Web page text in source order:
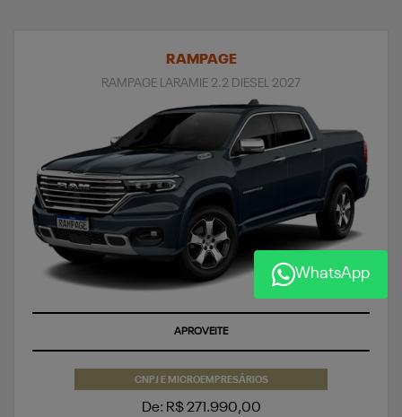
RAMPAGE
RAMPAGE LARAMIE 2.2 DIESEL 2027
SUPERVALORIZAÇÃO DO SEU SEMINOVO OU TAXA ZERO
CNPJ E MICROEMPRESÁRIOS
De: R$ 271.990,00
WhatsApp